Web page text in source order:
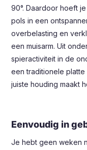
90°. Daardoor hoeft
pols in een
overbelasting en
een muisarm. Uit
spieractiviteit in de
een traditionele platte
juiste houding maakt
Eenvoudig in
Je hebt geen weken